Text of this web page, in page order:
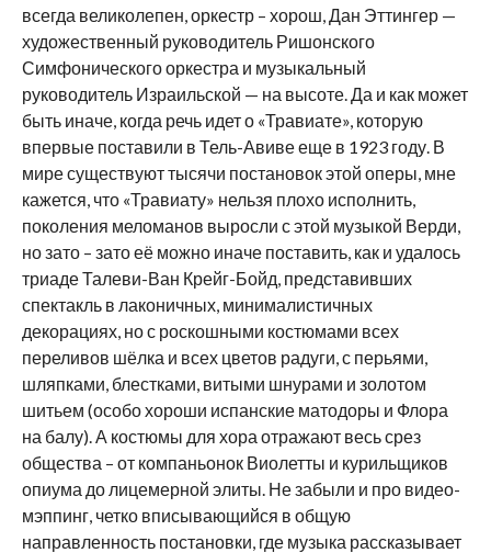
всегда великолепен, оркестр – хорош, Дан Эттингер —
художественный руководитель Ришонского
Симфонического оркестра и музыкальный
руководитель Израильской — на высоте. Да и как может
быть иначе, когда речь идет о «Травиате», которую
впервые поставили в Тель-Авиве еще в 1923 году. В
мире существуют тысячи постановок этой оперы, мне
кажется, что «Травиату» нельзя плохо исполнить,
поколения меломанов выросли с этой музыкой Верди,
но зато – зато её можно иначе поставить, как и удалось
триаде Талеви-Ван Крейг-Бойд, представивших
спектакль в лаконичных, минималистичных
декорациях, но с роскошными костюмами всех
переливов шёлка и всех цветов радуги, с перьями,
шляпками, блестками, витыми шнурами и золотом
шитьем (особо хороши испанские матодоры и Флора
на балу). А костюмы для хора отражают весь срез
общества – от компаньонок Виолетты и курильщиков
опиума до лицемерной элиты. Не забыли и про видео-
мэппинг, четко вписывающийся в общую
направленность постановки, где музыка рассказывает